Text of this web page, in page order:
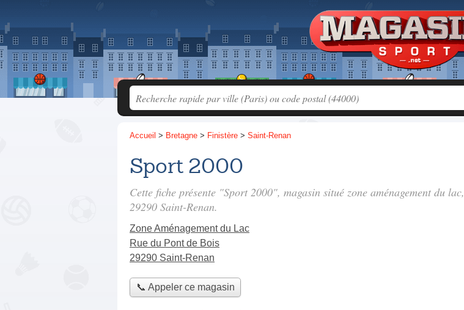
Accueil > Bretagne > Finistère > Saint-Renan
Sport 2000
Cette fiche présente "Sport 2000", magasin situé zone aménagement du lac,
29290 Saint-Renan.
Zone Aménagement du Lac
Rue du Pont de Bois
29290 Saint-Renan
📞 Appeler ce magasin